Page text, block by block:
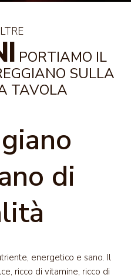
PORTIAMO IL
SULLA
TAVOLA
di
energetico e sano. Il
ricco di vitamine, ricco di